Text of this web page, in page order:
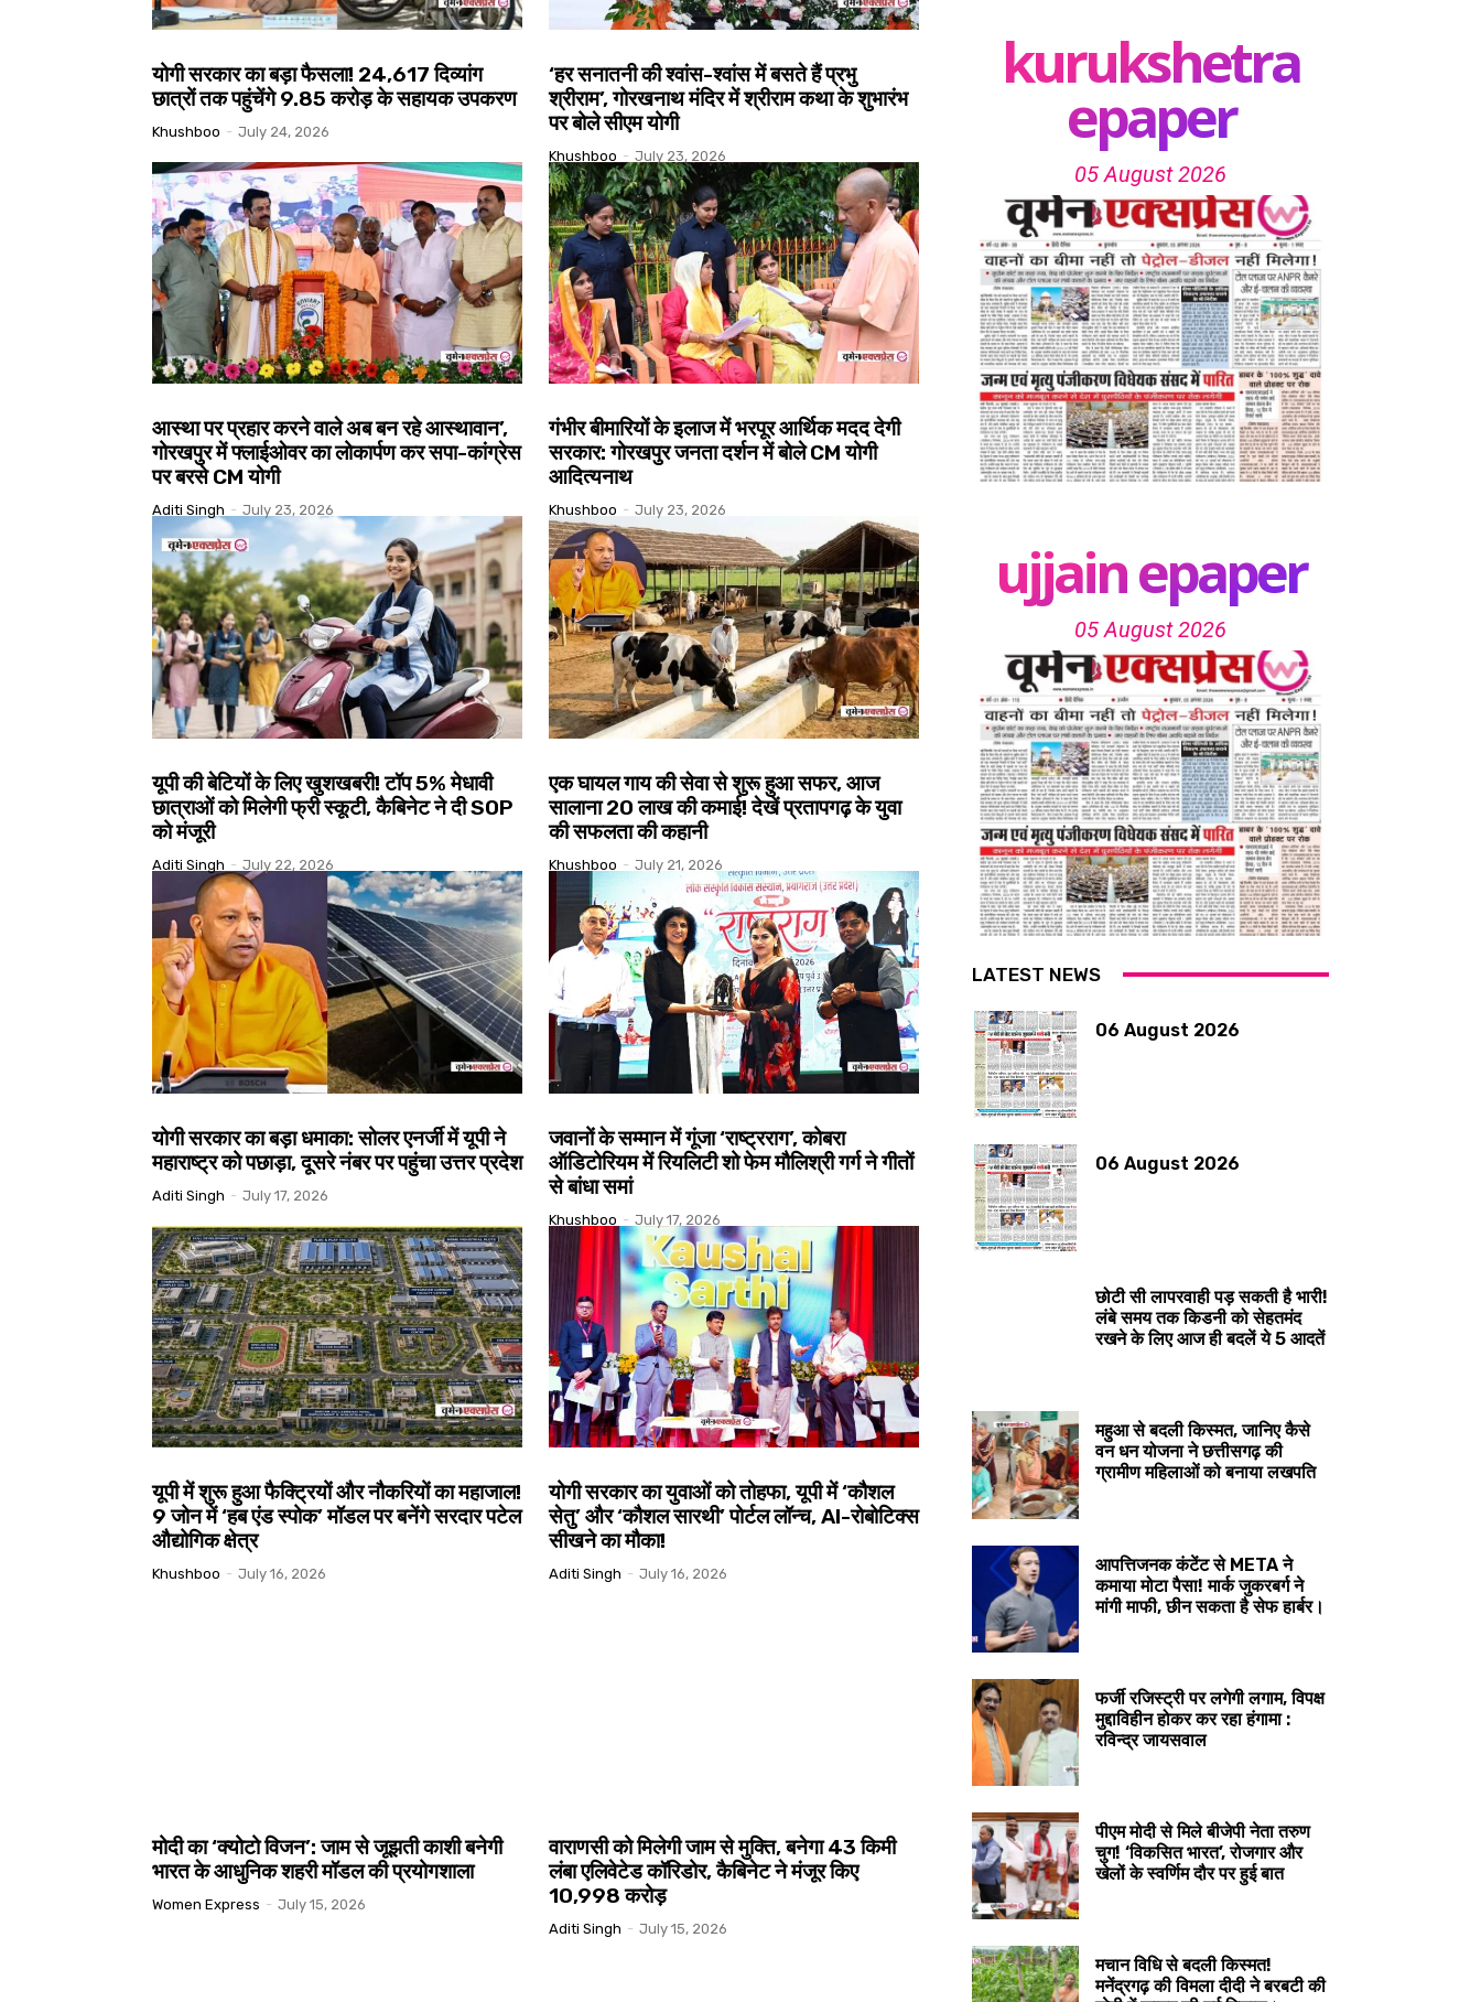
योगी सरकार का बड़ा फैसला! 24,617 दिव्यांग
छात्रों तक पहुंचेंगे ₹9.85 करोड़ के सहायक उपकरण
Khushboo - July 24, 2026
‘हर सनातनी की श्वांस-श्वांस में बसते हैं प्रभु
श्रीराम’, गोरखनाथ मंदिर में श्रीराम कथा के शुभारंभ
पर बोले सीएम योगी
Khushboo - July 23, 2026
आस्था पर प्रहार करने वाले अब बन रहे आस्थावान’,
गोरखपुर में फ्लाईओवर का लोकार्पण कर सपा-कांग्रेस
पर बरसे CM योगी
Aditi Singh - July 23, 2026
गंभीर बीमारियों के इलाज में भरपूर आर्थिक मदद देगी
सरकार: गोरखपुर जनता दर्शन में बोले CM योगी
आदित्यनाथ
Khushboo - July 23, 2026
यूपी की बेटियों के लिए खुशखबरी! टॉप 5% मेधावी
छात्राओं को मिलेगी फ्री स्कूटी, कैबिनेट ने दी SOP
को मंजूरी
Aditi Singh - July 22, 2026
एक घायल गाय की सेवा से शुरू हुआ सफर, आज
सालाना ₹20 लाख की कमाई! देखें प्रतापगढ़ के युवा
की सफलता की कहानी
Khushboo - July 21, 2026
योगी सरकार का बड़ा धमाका: सोलर एनर्जी में यूपी ने
महाराष्ट्र को पछाड़ा, दूसरे नंबर पर पहुंचा उत्तर प्रदेश
Aditi Singh - July 17, 2026
जवानों के सम्मान में गूंजा ‘राष्ट्रराग’, कोबरा
ऑडिटोरियम में रियलिटी शो फेम मौलिश्री गर्ग ने गीतों
से बांधा समां
Khushboo - July 17, 2026
यूपी में शुरू हुआ फैक्ट्रियों और नौकरियों का महाजाल!
9 जोन में ‘हब एंड स्पोक’ मॉडल पर बनेंगे सरदार पटेल
औद्योगिक क्षेत्र
Khushboo - July 16, 2026
योगी सरकार का युवाओं को तोहफा, यूपी में ‘कौशल
सेतु’ और ‘कौशल सारथी’ पोर्टल लॉन्च, AI-रोबोटिक्स
सीखने का मौका!
Aditi Singh - July 16, 2026
मोदी का ‘क्योटो विजन’: जाम से जूझती काशी बनेगी
भारत के आधुनिक शहरी मॉडल की प्रयोगशाला
Women Express - July 15, 2026
वाराणसी को मिलेगी जाम से मुक्ति, बनेगा 43 किमी
लंबा एलिवेटेड कॉरिडोर, कैबिनेट ने मंजूर किए
₹10,998 करोड़
Aditi Singh - July 15, 2026
kurukshetra
epaper
05 August 2026
ujjain epaper
05 August 2026
LATEST NEWS
06 August 2026
06 August 2026
छोटी सी लापरवाही पड़ सकती है भारी!
लंबे समय तक किडनी को सेहतमंद
रखने के लिए आज ही बदलें ये 5 आदतें
महुआ से बदली किस्मत, जानिए कैसे
वन धन योजना ने छत्तीसगढ़ की
ग्रामीण महिलाओं को बनाया लखपति
आपत्तिजनक कंटेंट से META ने
कमाया मोटा पैसा! मार्क जुकरबर्ग ने
मांगी माफी, छीन सकता है सेफ हार्बर।
फर्जी रजिस्ट्री पर लगेगी लगाम, विपक्ष
मुद्दाविहीन होकर कर रहा हंगामा :
रविन्द्र जायसवाल
पीएम मोदी से मिले बीजेपी नेता तरुण
चुग! ‘विकसित भारत’, रोजगार और
खेलों के स्वर्णिम दौर पर हुई बात
मचान विधि से बदली किस्मत!
मनेंद्रगढ़ की विमला दीदी ने बरबटी की